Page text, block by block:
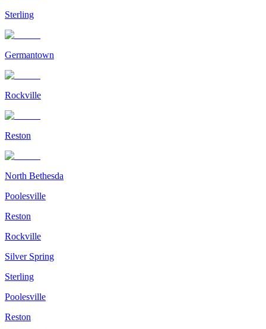
Sterling
Germantown
Rockville
Reston
North Bethesda
Poolesville
Reston
Rockville
Silver Spring
Sterling
Poolesville
Reston